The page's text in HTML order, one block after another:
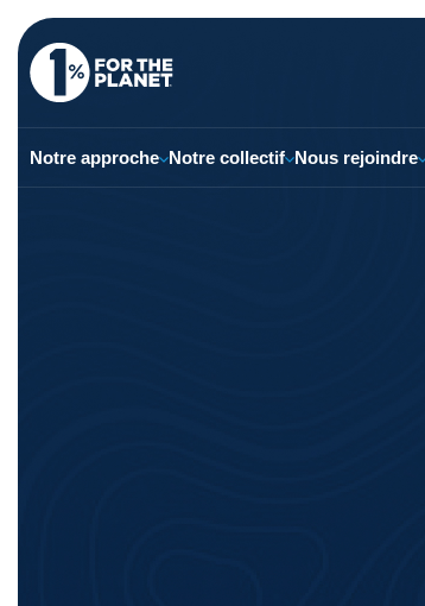
Notre approche Notre collectif Nous rejoindre